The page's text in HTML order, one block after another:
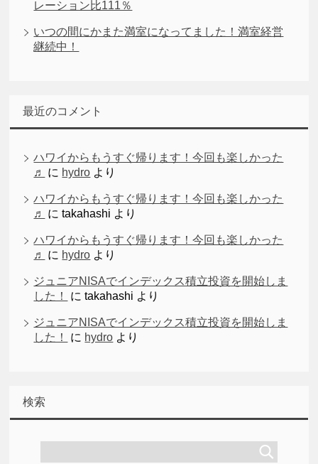
レーション比111％
いつの間にかまた満室になってました！満室経営
継続中！
最近のコメント
ハワイからもうすぐ帰ります！今回も楽しかった
♬
に hydro より
ハワイからもうすぐ帰ります！今回も楽しかった
♬
にtakahashi より
ハワイからもうすぐ帰ります！今回も楽しかった
♬
に hydro より
ジュニアNISAでインデックス積立投資を開始しま
した！
にtakahashi より
ジュニアNISAでインデックス積立投資を開始しま
した！
に hydro より
検索